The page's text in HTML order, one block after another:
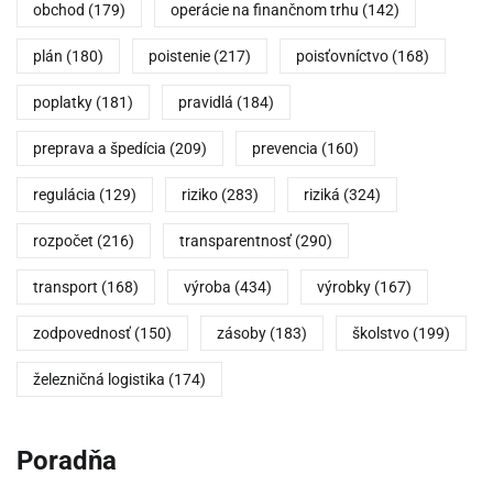
obchod (179) operácie na finančnom trhu (142)
plán (180) poistenie (217) poisťovníctvo (168)
poplatky (181) pravidlá (184)
preprava a špedícia (209) prevencia (160)
regulácia (129) riziko (283) riziká (324)
rozpočet (216) transparentnosť (290)
transport (168) výroba (434) výrobky (167)
zodpovednosť (150) zásoby (183) školstvo (199)
železničná logistika (174)
Poradňa